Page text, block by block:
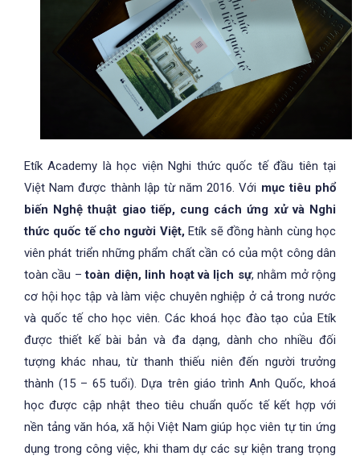
Etík Academy là học viện Nghi thức quốc tế đầu tiên tại
Việt Nam được thành lập từ năm 2016. Với mục tiêu phổ
biến Nghệ thuật giao tiếp, cung cách ứng xử và Nghi
thức quốc tế cho người Việt,Etík sẽ đồng hành cùng học
viên phát triển những phẩm chất cần có của một công dân
toàn cầu –toàn diện, linh hoạt và lịch sự, nhằm mở rộng
cơ hội học tập và làm việc chuyên nghiệp ở cả trong nước
và quốc tế cho học viên. Các khoá học đào tạo của Etík
được thiết kế bài bản và đa dạng, dành cho nhiều đối
tượng khác nhau, từ thanh thiếu niên đến người trưởng
thành (15 – 65 tuổi). Dựa trên giáo trình Anh Quốc, khoá
học được cập nhật theo tiêu chuẩn quốc tế kết hợp với
nền tảng văn hóa, xã hội Việt Nam giúp học viên tự tin ứng
dụng trong công việc, khi tham dự các sự kiện trang trọng